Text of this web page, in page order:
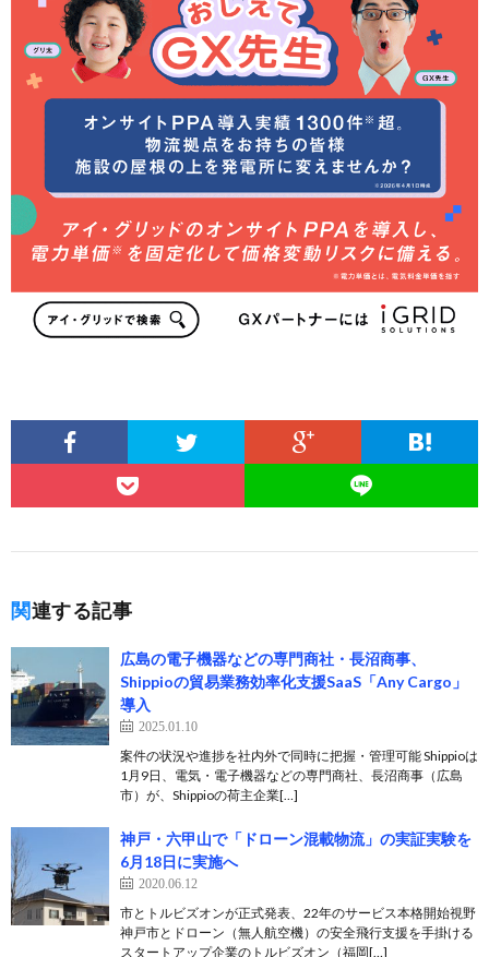
関連する記事
広島の電子機器などの専門商社・長沼商事、
Shippioの貿易業務効率化支援SaaS「Any Cargo」
導入
2025.01.10
案件の状況や進捗を社内外で同時に把握・管理可能 Shippioは
1月9日、電気・電子機器などの専門商社、長沼商事（広島
市）が、Shippioの荷主企業[…]
神戸・六甲山で「ドローン混載物流」の実証実験を
6月18日に実施へ
2020.06.12
市とトルビズオンが正式発表、22年のサービス本格開始視野
神戸市とドローン（無人航空機）の安全飛行支援を手掛ける
スタートアップ企業のトルビズオン（福岡[…]